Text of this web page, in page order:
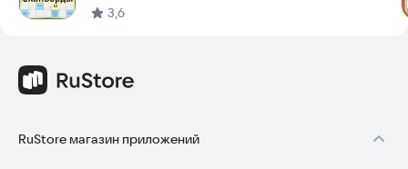
3,6
RuStore магазин приложений